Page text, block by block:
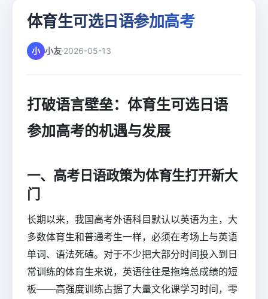
体育生可选日语参加高考
小 小友 2026-05-13
打破语言壁垒：体育生可选日语
参加高考的机遇与发展
一、高考日语政策为体育生打开新大
门
长期以来，我国高考外语科目默认以英语为主，大
多数体育生和普通考生一样，必须在考场上与英语
单词、语法死磕。对于不少把大部分时间投入到日
常训练的体育生来说，英语往往是拖垮总成绩的短
板——高强度训练占据了大量文化课学习时间，零